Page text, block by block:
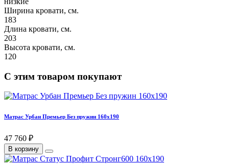
Ширина кровати, см.
183
Длина кровати, см.
203
Высота кровати, см.
120
С этим товаром покупают
Матрас Урбан Премьер Без пружин 160х190
47 760 ₽
В корзину